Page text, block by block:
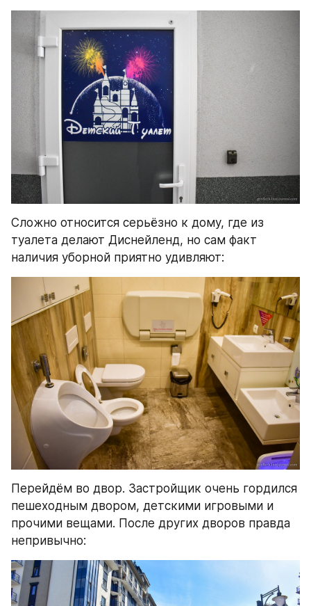
Сложно относится серьёзно к дому, где из
туалета делают Диснейленд, но сам факт
наличия уборной приятно удивляют:
Перейдём во двор. Застройщик очень гордился
пешеходным двором, детскими игровыми и
прочими вещами. После других дворов правда
непривычно: